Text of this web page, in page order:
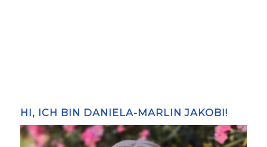
HI, ICH BIN DANIELA-MARLIN JAKOBI!